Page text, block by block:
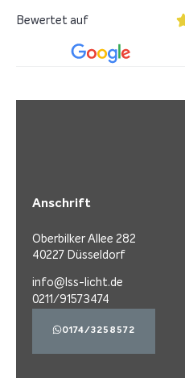
Bewertet auf
Anschrift
Oberbilker Allee 282
40227 Düsseldorf
info@lss-licht.de
0211/91573474
0174/3258572